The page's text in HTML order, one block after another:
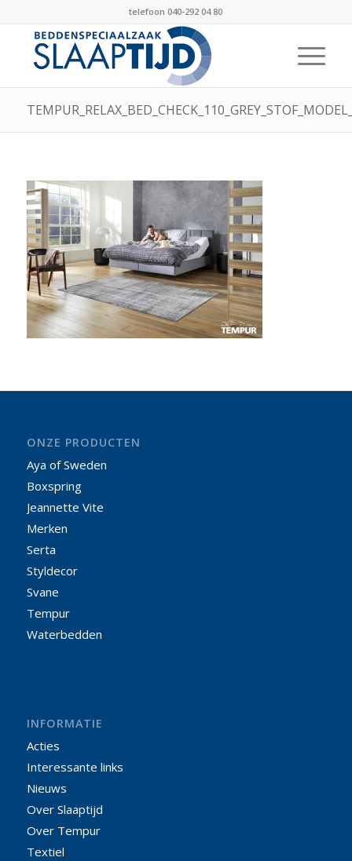
telefoon 040-292 04 80
ONZE PRODUCTEN
Aya of Sweden
Boxspring
Jeannette Vite
Merken
Serta
Styldecor
Svane
Tempur
Waterbedden
INFORMATIE
Acties
Interessante links
Nieuws
Over Slaaptijd
Over Tempur
Textiel